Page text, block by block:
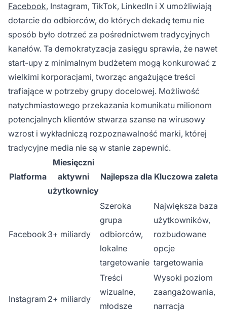
Facebook, Instagram, TikTok, LinkedIn i X umożliwiają
dotarcie do odbiorców, do których dekadę temu nie
sposób było dotrzeć za pośrednictwem tradycyjnych
kanałów. Ta demokratyzacja zasięgu sprawia, że nawet
start-upy z minimalnym budżetem mogą konkurować z
wielkimi korporacjami, tworząc angażujące treści
trafiające w potrzeby grupy docelowej. Możliwość
natychmiastowego przekazania komunikatu milionom
potencjalnych klientów stwarza szanse na wirusowy
wzrost i wykładniczą rozpoznawalność marki, której
tradycyjne media nie są w stanie zapewnić.
Platforma
Miesięczni
aktywni
użytkownicy
Najlepsza dla Kluczowa zaleta
Facebook 3+ miliardy
Szeroka
grupa
odbiorców,
lokalne
targetowanie
Największa baza
użytkowników,
rozbudowane
opcje
targetowania
Instagram 2+ miliardy
Treści
wizualne,
młodsze
Wysoki poziom
zaangażowania,
narracja